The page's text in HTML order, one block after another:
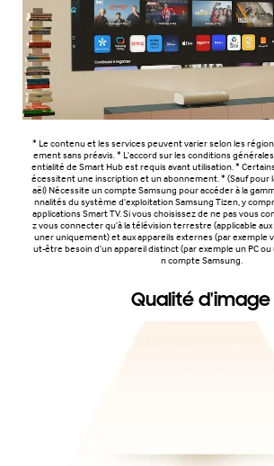
* Le contenu et les services peuvent varier selon les
ement sans préavis. * L'accord sur les conditions
entialité de Smart Hub est requis avant utilisation. *
écessitent une inscription et un abonnement. * (Sauf pour
aël) Nécessite un compte Samsung pour accéder à la
nnalités du système d'exploitation Samsung Tizen, y
applications Smart TV. Si vous choisissez de ne pas vous
z vous connecter qu'à la télévision terrestre (applicable
uner uniquement) et aux appareils externes (par exemple
ut-être besoin d'un appareil distinct (par exemple un PC
n compte Samsung.
Qualité d'image